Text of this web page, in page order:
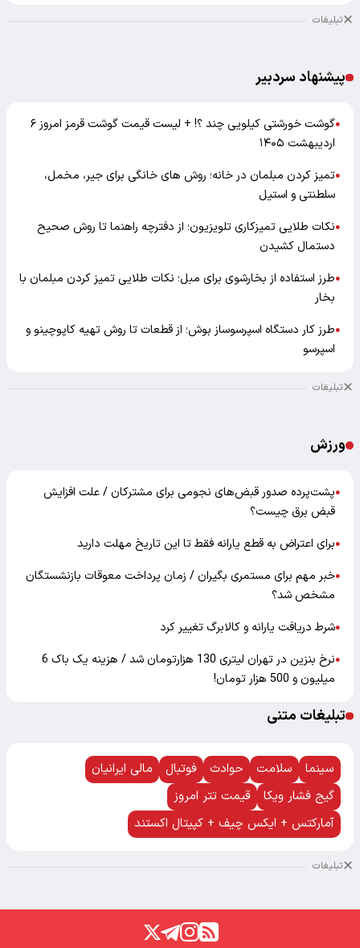
تبلیغات
پیشنهاد سردبیر
●
گوشت خورشتی کیلویی چند ؟! + لیست قیمت گوشت قرمز امروز ۶
اردیبهشت ۱۴۰۵
●تمیز کردن مبلمان در خانه؛ روش های خانگی برای جیر، مخمل،
سلطنتی و استیل
●نکات طلایی تمیزکاری تلویزیون؛ از دفترچه راهنما تا روش صحیح
دستمال کشیدن
●طرز استفاده از بخارشوی برای مبل؛ نکات طلایی تمیز کردن مبلمان با
بخار
●طرز کار دستگاه اسپرسوساز بوش؛ از قطعات تا روش تهیه کاپوچینو و
اسپرسو
تبلیغات
ورزش
●پشت‌پرده صدور قبض‌های نجومی برای مشترکان / علت افزایش
قبض برق چیست؟
●برای اعتراض به قطع یارانه فقط تا این تاریخ مهلت دارید
●خبر مهم برای مستمری بگیران / زمان پرداخت معوقات بازنشستگان
مشخص شد؟
●شرط دریافت یارانه و کالابرگ تغییر کرد
●
نرخ بنزین در تهران لیتری 130 هزارتومان شد / هزینه یک باک 6
میلیون و 500 هزار تومان!
تبلیغات متنی
سینما سلامت حوادث فوتبال
مالی ایرانیان
گیج فشار ویکا
قیمت تتر امروز
آمارکتس + ایکس چیف + کپیتال اکستند
تبلیغات